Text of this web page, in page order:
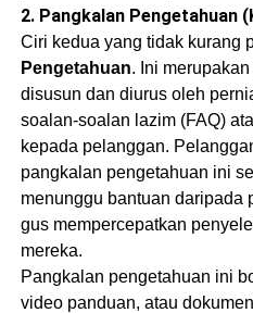
2. Pangkalan Pengetahuan
Ciri kedua yang tidak kurang
Pengetahuan. Ini
disusun dan diurus oleh
soalan-soalan lazim (FAQ)
kepada pelanggan.
pangkalan pengetahuan ini
menunggu bantuan daripada
gus mempercepatkan
mereka.
Pangkalan pengetahuan ini
video panduan, atau